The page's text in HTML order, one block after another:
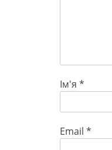
Ім'я *
Email *